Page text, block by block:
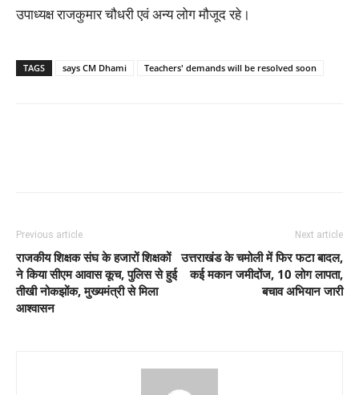
उपाध्यक्ष राजकुमार चौधरी एवं अन्य लोग मौजूद रहे।
TAGS says CM Dhami Teachers' demands will be resolved soon
Previous article
राजकीय शिक्षक संघ के हजारों शिक्षकों
ने किया सीएम आवास कूच, पुलिस से हुई
तीखी नोकझोंक, मुख्यमंत्री से मिला
आश्वासन
Next article
उत्तराखंड के चमोली में फिर फटा बादल,
कई मकान जमीदोंज, 10 लोग लापता,
बचाव अभियान जारी